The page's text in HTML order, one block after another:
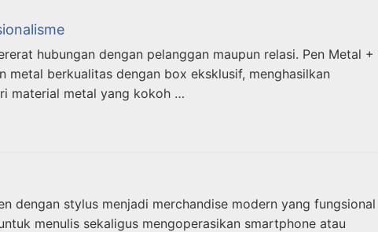
hubungan dengan pelanggan maupun relasi. Pen Metal +
berkualitas dengan box eksklusif, menghasilkan
material metal yang kokoh …
dengan stylus menjadi merchandise modern yang fungsional
menulis sekaligus mengoperasikan smartphone atau